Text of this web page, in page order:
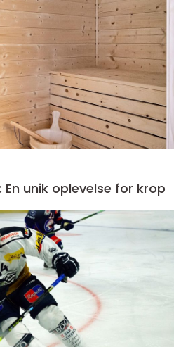
En unik oplevelse for krop